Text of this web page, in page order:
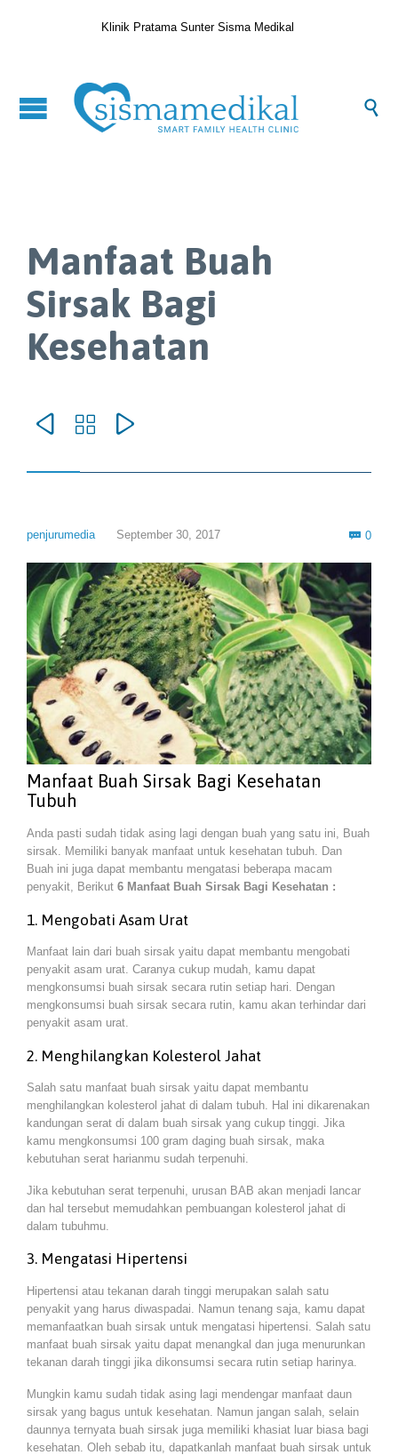
Klinik Pratama Sunter Sisma Medikal

Manfaat Buah
Sirsak Bagi
Kesehatan
  
penjurumedia September 30, 2017  0
Manfaat Buah Sirsak Bagi Kesehatan
Tubuh
Anda pasti sudah tidak asing lagi dengan buah yang satu ini, Buah
sirsak. Memiliki banyak manfaat untuk kesehatan tubuh. Dan
Buah ini juga dapat membantu mengatasi beberapa macam
penyakit, Berikut 6 Manfaat Buah Sirsak Bagi Kesehatan :
1. Mengobati Asam Urat
Manfaat lain dari buah sirsak yaitu dapat membantu mengobati
penyakit asam urat. Caranya cukup mudah, kamu dapat
mengkonsumsi buah sirsak secara rutin setiap hari. Dengan
mengkonsumsi buah sirsak secara rutin, kamu akan terhindar dari
penyakit asam urat.
2. Menghilangkan Kolesterol Jahat
Salah satu manfaat buah sirsak yaitu dapat membantu
menghilangkan kolesterol jahat di dalam tubuh. Hal ini dikarenakan
kandungan serat di dalam buah sirsak yang cukup tinggi. Jika
kamu mengkonsumsi 100 gram daging buah sirsak, maka
kebutuhan serat harianmu sudah terpenuhi.
Jika kebutuhan serat terpenuhi, urusan BAB akan menjadi lancar
dan hal tersebut memudahkan pembuangan kolesterol jahat di
dalam tubuhmu.
3. Mengatasi Hipertensi
Hipertensi atau tekanan darah tinggi merupakan salah satu
penyakit yang harus diwaspadai. Namun tenang saja, kamu dapat
memanfaatkan buah sirsak untuk mengatasi hipertensi. Salah satu
manfaat buah sirsak yaitu dapat menangkal dan juga menurunkan
tekanan darah tinggi jika dikonsumsi secara rutin setiap harinya.
Mungkin kamu sudah tidak asing lagi mendengar manfaat daun
sirsak yang bagus untuk kesehatan. Namun jangan salah, selain
daunnya ternyata buah sirsak juga memiliki khasiat luar biasa bagi
kesehatan. Oleh sebab itu, dapatkanlah manfaat buah sirsak untuk